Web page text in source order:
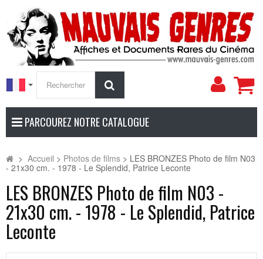
Mon
PARCOUREZ NOTRE CATALOGUE
> Accueil > Photos de films > LES BRONZES Photo de film N03
- 21x30 cm. - 1978 - Le Splendid, Patrice Leconte
LES BRONZES Photo de film N03 -
21x30 cm. - 1978 - Le Splendid, Patrice
Leconte